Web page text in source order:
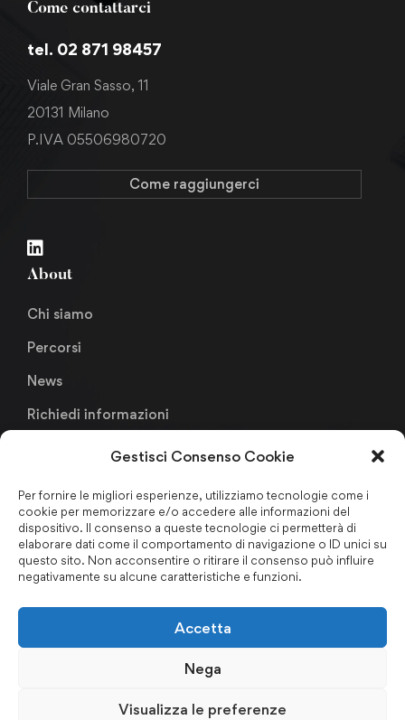
Gestisci Consenso Cookie
Per fornire le migliori esperienze, utilizziamo tecnologie come i
cookie per memorizzare e/o accedere alle informazioni del
dispositivo. Il consenso a queste tecnologie ci permetterà di
elaborare dati come il comportamento di navigazione o ID unici su
questo sito. Non acconsentire o ritirare il consenso può influire
negativamente su alcune caratteristiche e funzioni.
Accetta
Nega
Visualizza le preferenze
Come contattarci
tel. 02 871 98457
Viale Gran Sasso, 11
20131 Milano
P.IVA 05506980720
Come raggiungerci
About
Chi siamo
Percorsi
News
Richiedi informazioni
Metodologia Didattica
Faculty & Staffs
Formazione finanziata
Forum Nazionale Antiriciclaggio
Cookie Policy–Codice Etico